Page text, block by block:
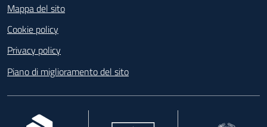
Mappa del sito
Cookie policy
Privacy policy
Piano di miglioramento del sito
, apre in una nuova scheda